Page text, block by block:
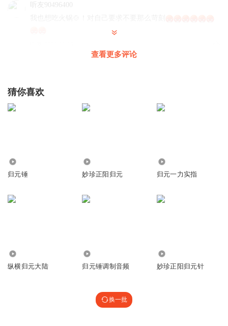
听友90496400
查看更多评论
猜你喜欢
归元锤 妙珍正阳归元 归元一力实指
纵横归元大陆 归元锤调制音频 妙珍正阳归元针
换一批